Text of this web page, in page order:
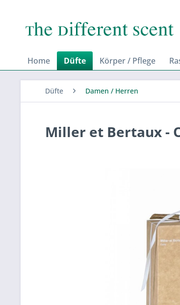
Home Düfte Körper / Pflege
Düfte Damen / Herren
Miller et Bertaux -